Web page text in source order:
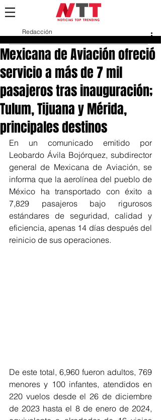
Mexicana de Aviación ofreció
servicio a más de 7 mil
pasajeros tras inauguración;
Tulum, Tijuana y Mérida,
principales destinos
Redacción
En un comunicado emitido por
Leobardo Ávila Bojórquez, subdirector
general de Mexicana de Aviación, se
informa que la aerolínea del pueblo de
México ha transportado con éxito a
7,829 pasajeros bajo rigurosos
estándares de seguridad, calidad y
eficiencia, apenas 14 días después del
reinicio de sus operaciones.
De este total, 6,960 fueron adultos, 769
menores y 100 infantes, atendidos en
220 vuelos desde el 26 de diciembre
de 2023 hasta el 8 de enero de 2024,